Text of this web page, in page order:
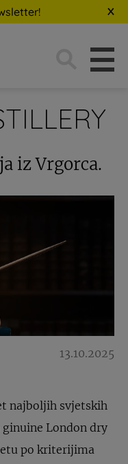
iz Vrgorca.
13.10.2025
najboljih svjetskih
London dry
po kriterijima